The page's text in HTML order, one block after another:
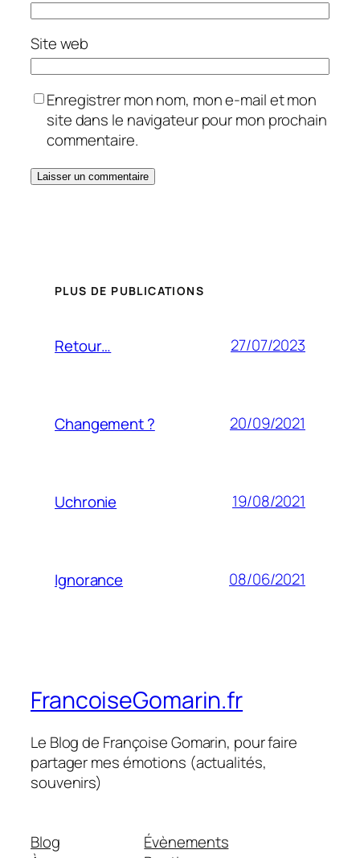
Site web
Enregistrer mon nom, mon e-mail et mon
site dans le navigateur pour mon prochain
commentaire.
PLUS DE PUBLICATIONS
Retour… 27/07/2023
Changement ? 20/09/2021
Uchronie 19/08/2021
Ignorance 08/06/2021
FrancoiseGomarin.fr
Le Blog de Françoise Gomarin, pour faire
partager mes émotions (actualités,
souvenirs)
Blog
Évènements